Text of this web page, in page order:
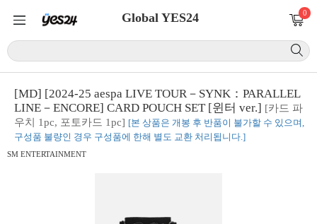
Global YES24 0
[MD] [2024-25 aespa LIVE TOUR－SYNK：PARALLEL
LINE－ENCORE] CARD POUCH SET [윈터 ver.] [카드 파
우치 1pc, 포토카드 1pc] [본 상품은 개봉 후 반품이 불가할 수 있으며,
구성품 불량인 경우 구성품에 한해 별도 교환 처리됩니다.]
SM ENTERTAINMENT